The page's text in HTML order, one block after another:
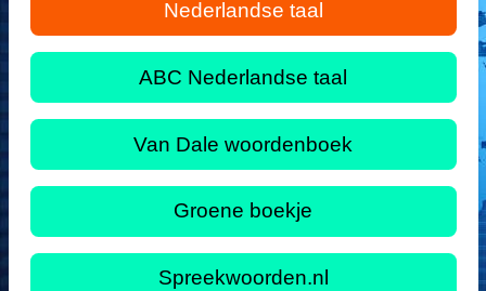
Nederlandse taal
ABC Nederlandse taal
Van Dale woordenboek
Groene boekje
Spreekwoorden.nl